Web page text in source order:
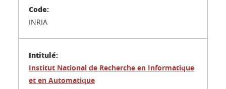
INRIA
Institut National de Recherche en Informatique
et en Automatique